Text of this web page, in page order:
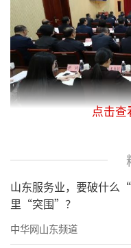
暨“改革创新年”
以习近平新时代
导，深入学习贯
会精神，全面贯
点击查
山东服务业，要破什么
里“突围”？
中华网山东频道